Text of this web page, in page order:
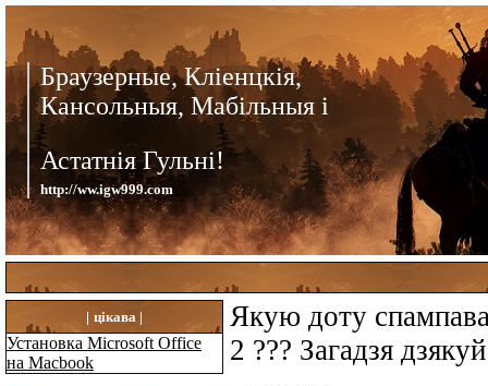
Браузерные, Кліенцкія,
Кансольныя, Мабільныя і
Астатнія Гульні!
http://ww.igw999.com
| цікава |
Установка Microsoft Office
на Macbook
Якую доту
2 ??? Загадзя